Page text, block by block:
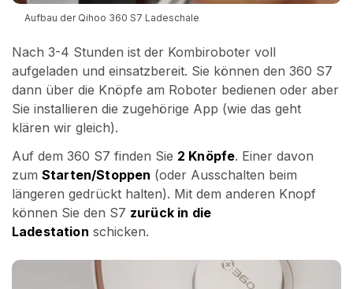
Aufbau der Qihoo 360 S7 Ladeschale
Nach 3-4 Stunden ist der Kombiroboter voll
aufgeladen und einsatzbereit. Sie können den 360 S7
dann über die Knöpfe am Roboter bedienen oder aber
Sie installieren die zugehörige App (wie das geht
klären wir gleich).
Auf dem 360 S7 finden Sie 2 Knöpfe. Einer davon
zum Starten/Stoppen (oder Ausschalten beim
längeren gedrückt halten). Mit dem anderen Knopf
können Sie den S7 zurück in die
Ladestation schicken.